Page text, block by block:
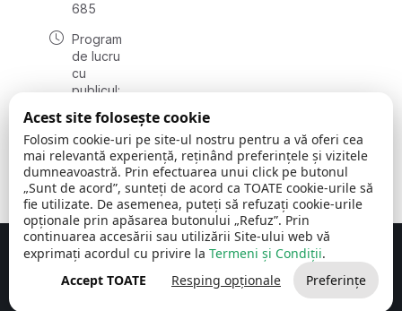
685
Program
de lucru
cu
publicul:
08:00 -
16:30
, vineri:
08:00 -
14:00
Comuna Cerchezu © 2026Toate drepturile rezervate
Concept realizat de Big Media Relații Publice SRL
Acest site folosește cookie
Folosim cookie-uri pe site-ul nostru pentru a vă oferi cea
mai relevantă experiență, reținând preferințele și vizitele
dumneavoastră. Prin efectuarea unui click pe butonul
„Sunt de acord”, sunteți de acord ca TOATE cookie-urile să
fie utilizate. De asemenea, puteți să refuzați cookie-urile
opționale prin apăsarea butonului „Refuz”. Prin
continuarea accesării sau utilizării Site-ului web vă
exprimați acordul cu privire la Termeni și Condiții.
Accept TOATE
Resping opționale Preferințe